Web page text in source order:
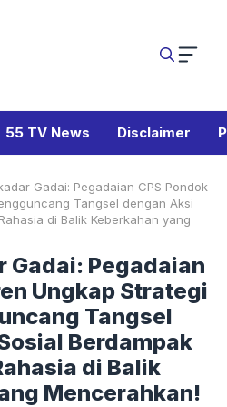
55 TV News Disclaimer
Gadai: Pegadaian CPS Pondok
Tangsel dengan Aksi
di Balik Keberkahan yang
Gadai: Pegadaian
Ungkap Strategi
Tangsel
Berdampak
di Balik
Mencerahkan!